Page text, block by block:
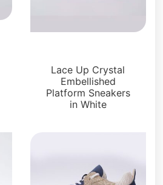
Lace Up Crystal
Embellished
Platform Sneakers
in White